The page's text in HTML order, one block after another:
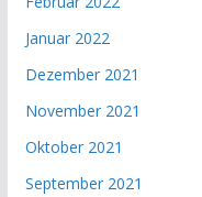
Januar 2022
Dezember 2021
November 2021
Oktober 2021
September 2021